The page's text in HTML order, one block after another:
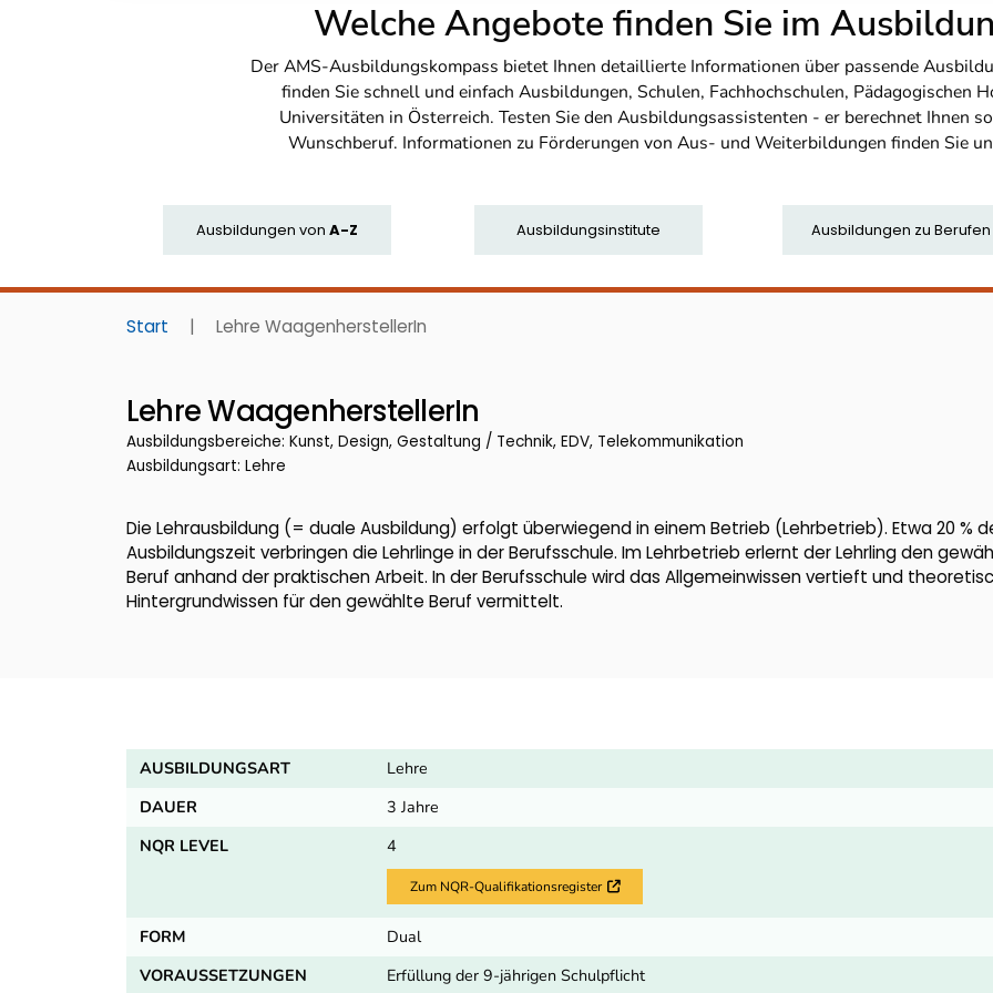
Welche Angebote finden Sie im
Der AMS-Ausbildungskompass bietet Ihnen detaillierte Informationen über passende
finden Sie schnell und einfach Ausbildungen, Schulen, Fachhochschulen, Pädagogischen
Universitäten in Österreich. Testen Sie den Ausbildungsassistenten - er berechnet Ihnen
Wunschberuf. Informationen zu Förderungen von Aus- und Weiterbildungen finden Sie
Ausbildungen von A-Z Ausbildungsinstitute Ausbildungen zu Berufen
Start | Lehre WaagenherstellerIn
Lehre WaagenherstellerIn
Ausbildungsbereiche: Kunst, Design, Gestaltung / Technik, EDV, Telekommunikation
Ausbildungsart: Lehre
Die Lehrausbildung (= duale Ausbildung) erfolgt überwiegend in einem Betrieb (Lehrbetrieb). Etwa 20 %
Ausbildungszeit verbringen die Lehrlinge in der Berufsschule. Im Lehrbetrieb erlernt der Lehrling den
Beruf anhand der praktischen Arbeit. In der Berufsschule wird das Allgemeinwissen vertieft und
Hintergrundwissen für den gewählte Beruf vermittelt.
AUSBILDUNGSART
Lehre
DAUER
3 Jahre
NQR LEVEL
4
Zum NQR-Qualifikationsregister Externer Link
FORM
Dual
VORAUSSETZUNGEN
Erfüllung der 9-jährigen Schulpflicht